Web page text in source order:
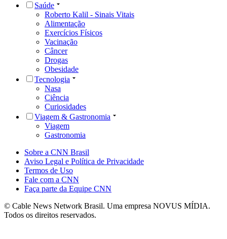
Saúde
Roberto Kalil - Sinais Vitais
Alimentação
Exercícios Físicos
Vacinação
Câncer
Drogas
Obesidade
Tecnologia
Nasa
Ciência
Curiosidades
Viagem & Gastronomia
Viagem
Gastronomia
Sobre a CNN Brasil
Aviso Legal e Política de Privacidade
Termos de Uso
Fale com a CNN
Faça parte da Equipe CNN
© Cable News Network Brasil. Uma empresa NOVUS MÍDIA.
Todos os direitos reservados.